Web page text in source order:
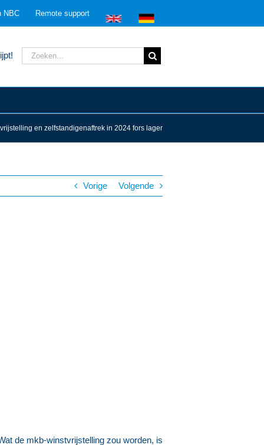
NBC Remote support
Zoeken
naar:
en zelfstandigenaftrek in 2024 fors lager
Vorige Volgende
de mkb-winstvrijstelling zou worden, is